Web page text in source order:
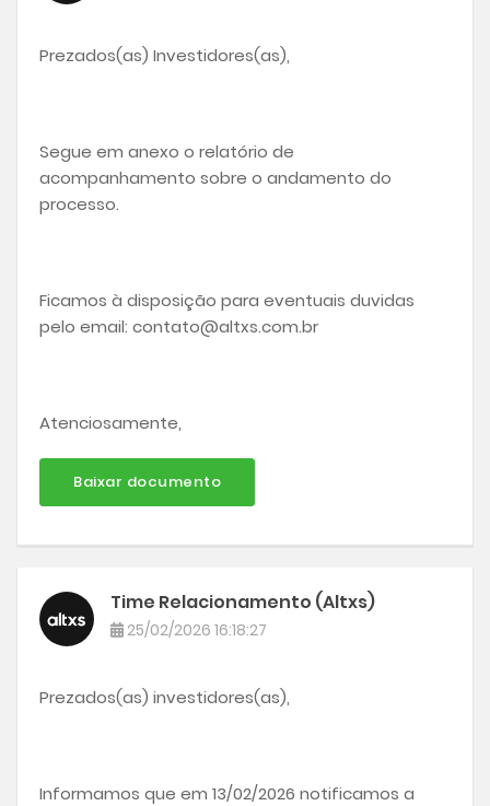
Prezados(as) Investidores(as),
Segue em anexo o relatório de
acompanhamento sobre o andamento do
processo.
Ficamos à disposição para eventuais duvidas
pelo email: contato@altxs.com.br
Atenciosamente,
Baixar documento
Time Relacionamento (Altxs)
25/02/2026 16:18:27
Prezados(as) investidores(as),
Informamos que em 13/02/2026 notificamos a